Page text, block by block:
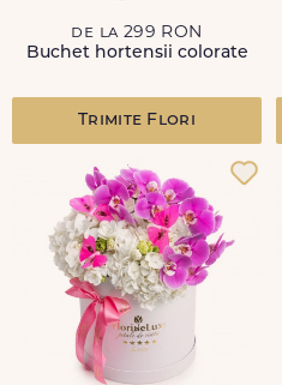
de la 299 RON
Buchet hortensii colorate
Trimite Flori